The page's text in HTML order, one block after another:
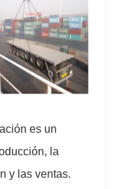
es un
la
y las ventas.